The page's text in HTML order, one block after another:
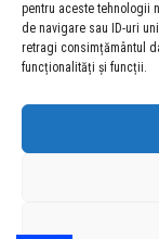
pentru aceste tehnologii
de navigare sau ID-uri
retragi consimțământul
funcționalități și funcții.
Descărcați
persoanelor cu
COPYRIGHT © 2026